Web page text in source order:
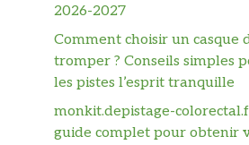
2026-2027
Comment choisir un casque
tromper ? Conseils simples
les pistes l’esprit tranquille
monkit.depistage-
guide complet pour obtenir